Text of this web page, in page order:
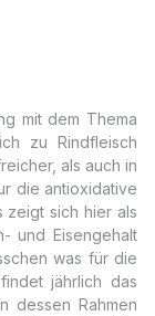
mit dem Thema
zu Rindfleisch
als auch in
die antioxidative
zeigt sich hier als
und Eisengehalt
was für die
jährlich das
dessen Rahmen